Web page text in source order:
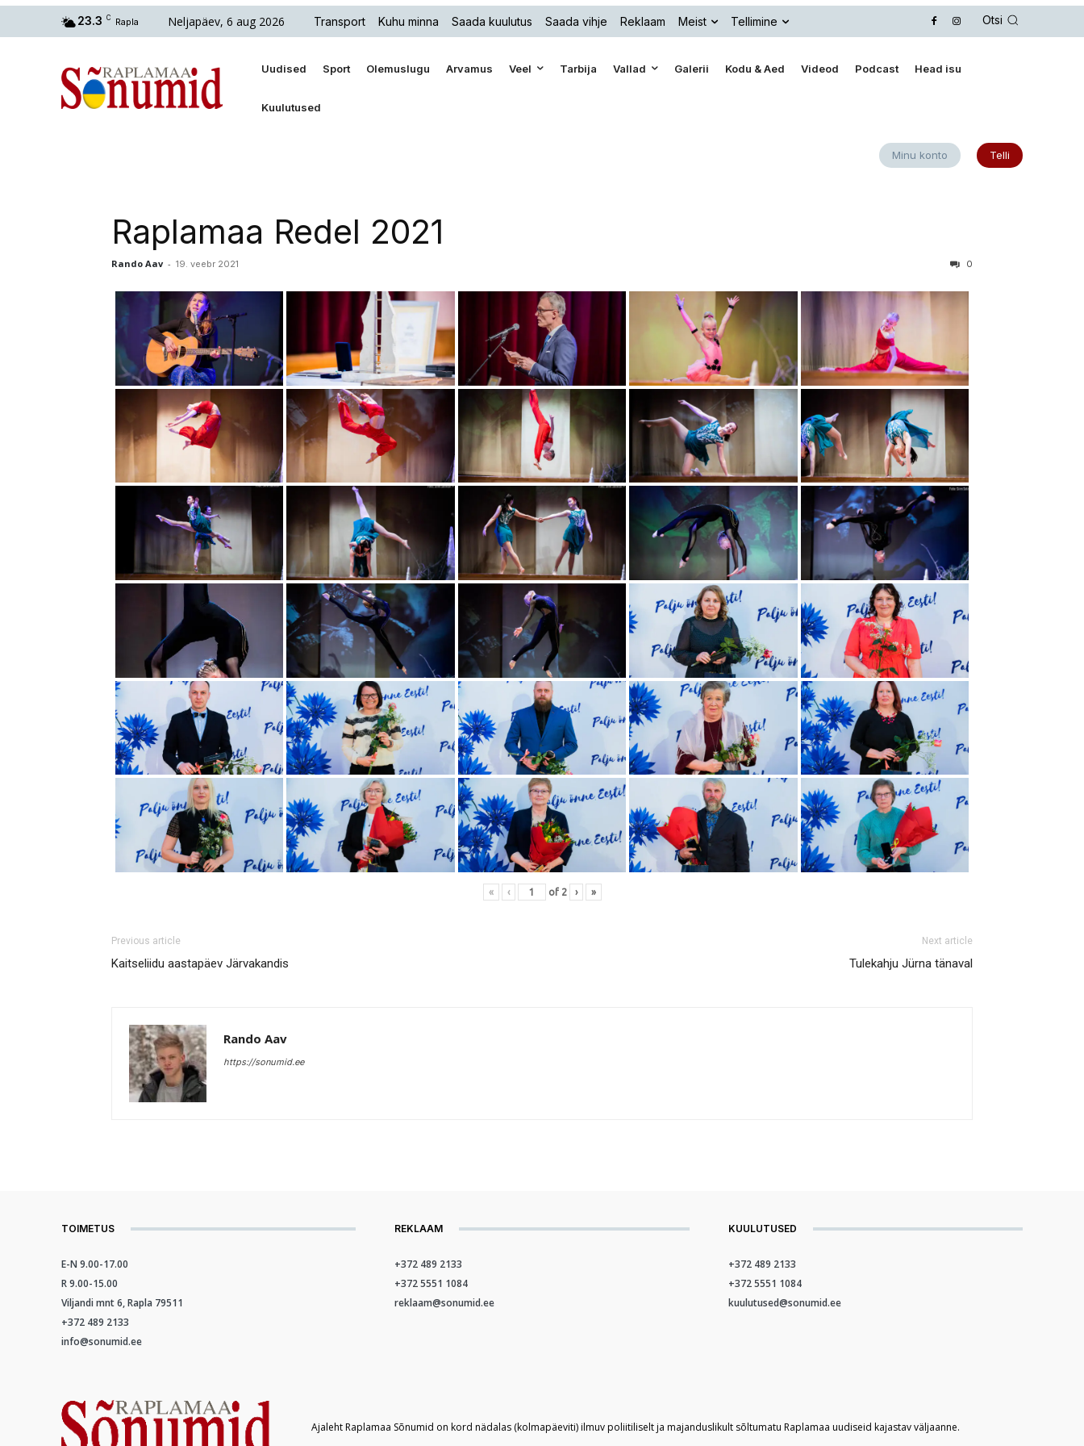
23.3 C Rapla Neljapäev, 6 aug 2026 Transport Kuhu minna Saada kuulutus Saada vihje Reklaam Meist Tellimine Otsi
Uudised Sport Olemuslugu Arvamus Veel Tarbija Vallad Galerii Kodu & Aed Videod Podcast Head isu
Kuulutused
Minu konto Telli
Raplamaa Redel 2021
Rando Aav - 19. veebr 2021 0
« ‹ of 2 › »
Previous article
Kaitseliidu aastapäev Järvakandis
Next article
Tulekahju Jürna tänaval
Rando Aav
https://sonumid.ee
TOIMETUS
E-N 9.00-17.00
R 9.00-15.00
Viljandi mnt 6, Rapla 79511
+372 489 2133
info@sonumid.ee
REKLAAM
+372 489 2133
+372 5551 1084
reklaam@sonumid.ee
KUULUTUSED
+372 489 2133
+372 5551 1084
kuulutused@sonumid.ee
Ajaleht Raplamaa Sõnumid on kord nädalas (kolmapäeviti) ilmuv poliitiliselt ja majanduslikult sõltumatu Raplamaa uudiseid kajastav väljaanne.